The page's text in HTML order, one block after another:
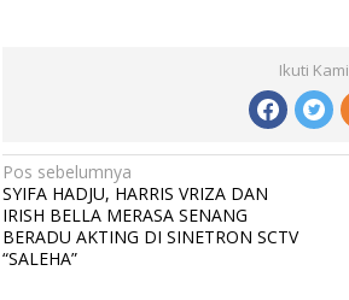
Ikuti Kami
N
a
v
i
Pos sebelumnya
SYIFA HADJU, HARRIS VRIZA DAN
IRISH BELLA MERASA SENANG
BERADU AKTING DI SINETRON SCTV
“SALEHA”